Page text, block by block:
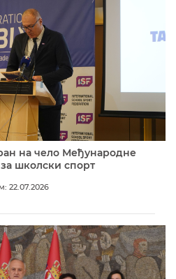
на чело Међународне
школски спорт
22.07.2026